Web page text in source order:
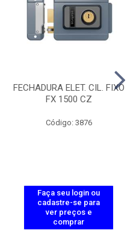
FECHADURA ELET. CIL. FIXO
FX 1500 CZ
Código: 3876
Faça seu login ou
cadastre-se para
ver preços e
comprar